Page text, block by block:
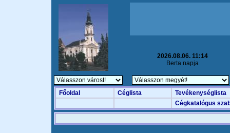
2026.08.06. 11:14
Berta napja
Főoldal Céglista
Tevékenységlista
Cégkatalógus